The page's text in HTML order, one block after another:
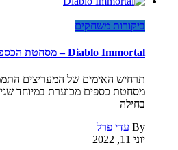
ביקורות משחקים
Diablo Immortal – מסחטת הכספים ששברה אותי
מסחטת כספים מכוערת במיוחד
בחילה
By עדי פרל
יוני 11, 2022